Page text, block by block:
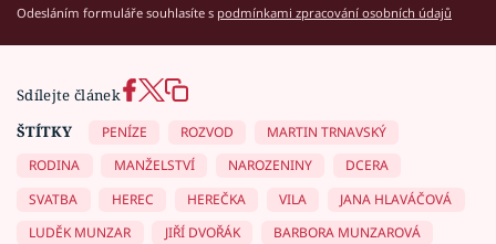
Odesláním formuláře souhlasíte s podmínkami zpracování osobních údajů
Sdílejte článek
ŠTÍTKY
PENÍZE ROZVOD
MARTIN TRNAVSKÝ
RODINA
MANŽELSTVÍ NAROZENINY
DCERA
SVATBA
HEREC HEREČKA VILA
JANA HLAVÁČOVÁ
LUDĚK MUNZAR
JIŘÍ DVOŘÁK
BARBORA MUNZAROVÁ